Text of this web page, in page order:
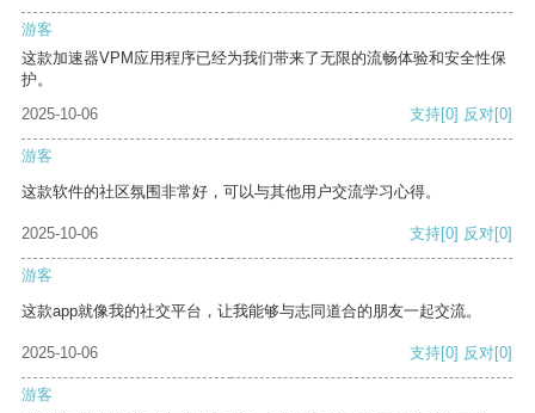
游客
这款加速器VPM应用程序已经为我们带来了无限的流畅体验和安全性保
护。
2025-10-06
支持[0] 反对[0]
游客
这款软件的社区氛围非常好，可以与其他用户交流学习心得。
2025-10-06 支持[0] 反对[0]
游客
这款app就像我的社交平台，让我能够与志同道合的朋友一起交流。
2025-10-06 支持[0] 反对[0]
游客